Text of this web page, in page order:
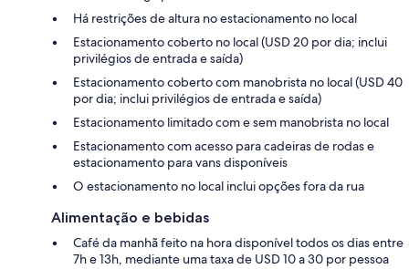
Há restrições de altura no estacionamento no local
Estacionamento coberto no local (USD 20 por dia; inclui
privilégios de entrada e saída)
Estacionamento coberto com manobrista no local (USD 40
por dia; inclui privilégios de entrada e saída)
Estacionamento limitado com e sem manobrista no local
Estacionamento com acesso para cadeiras de rodas e
estacionamento para vans disponíveis
O estacionamento no local inclui opções fora da rua
Alimentação e bebidas
Café da manhã feito na hora disponível todos os dias entre
7h e 13h, mediante uma taxa de USD 10 a 30 por pessoa